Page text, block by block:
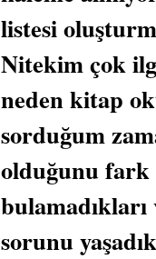
listesi
Nitekim çok
neden kitap
sorduğum
olduğunu fark
sorunu